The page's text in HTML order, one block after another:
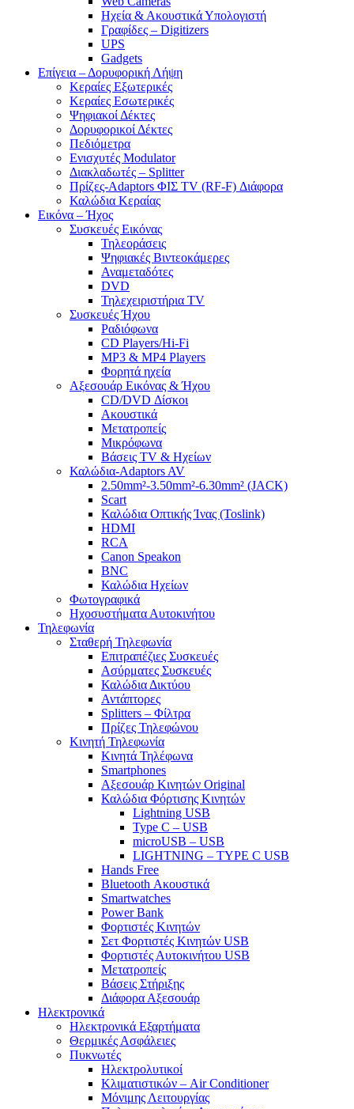
Ηχεία & Ακουστικά Υπολογιστή
Γραφίδες – Digitizers
UPS
Gadgets
Επίγεια – Δορυφορική Λήψη
Κεραίες Εξωτερικές
Κεραίες Εσωτερικές
Ψηφιακοί Δέκτες
Δορυφορικοί Δέκτες
Πεδιόμετρα
Ενισχυτές Modulator
Διακλαδωτές – Splitter
Πρίζες-Adaptors ΦΙΣ TV (RF-F) Διάφορα
Καλώδια Κεραίας
Εικόνα – Ήχος
Συσκευές Εικόνας
Τηλεοράσεις
Ψηφιακές Βιντεοκάμερες
Αναμεταδότες
DVD
Τηλεχειριστήρια TV
Συσκευές Ήχου
Ραδιόφωνα
CD Players/Hi-Fi
MP3 & MP4 Players
Φορητά ηχεία
Αξεσουάρ Εικόνας & Ήχου
CD/DVD Δίσκοι
Ακουστικά
Μετατροπείς
Μικρόφωνα
Βάσεις TV & Ηχείων
Καλώδια-Adaptors AV
2.50mm²-3.50mm²-6.30mm² (JACK)
Scart
Καλώδια Οπτικής Ίνας (Toslink)
HDMI
RCA
Canon Speakon
BNC
Καλώδια Ηχείων
Φωτογραφικά
Ηχοσυστήματα Αυτοκινήτου
Τηλεφωνία
Σταθερή Τηλεφωνία
Επιτραπέζιες Συσκευές
Ασύρματες Συσκευές
Καλώδια Δικτύου
Αντάπτορες
Splitters – Φίλτρα
Πρίζες Τηλεφώνου
Κινητή Τηλεφωνία
Κινητά Τηλέφωνα
Smartphones
Αξεσουάρ Κινητών Original
Καλώδια Φόρτισης Κινητών
Lightning USB
Type C – USB
microUSB – USB
LIGHTNING – TYPE C USB
Hands Free
Bluetooth Ακουστικά
Smartwatches
Power Bank
Φορτιστές Κινητών
Σετ Φορτιστές Κινητών USB
Φορτιστές Αυτοκινήτου USB
Μετατροπείς
Βάσεις Στήριξης
Διάφορα Αξεσουάρ
Ηλεκτρονικά
Ηλεκτρονικά Εξαρτήματα
Θερμικές Ασφάλειες
Πυκνωτές
Ηλεκτρολυτικοί
Κλιματιστικών – Air Conditioner
Μόνιμης Λειτουργίας